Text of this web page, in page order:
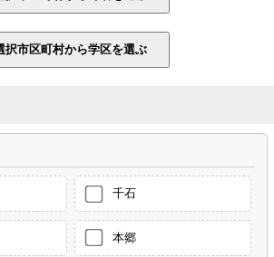
千石
本郷